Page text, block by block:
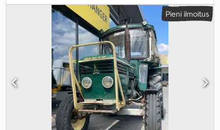
valkoinen, vaihteistotyyppi:mekaaninen, päästöluokka:Euro 3,
kuormatilan pituus:
7 200 mm, lastitilan leveys: 2 100 mm,
kuormatilan korkeus:2 500 mm, Varusteet:pysäköintilämmitin,
takalaitanostin,
Pieni ilmoitus